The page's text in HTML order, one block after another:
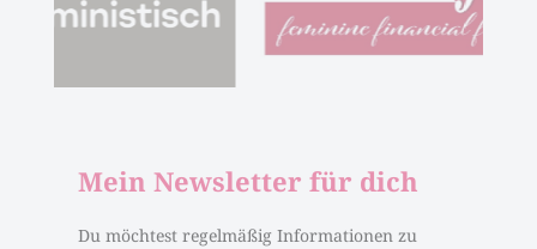
Mein Newsletter für dich
Du möchtest regelmäßig Informationen zu